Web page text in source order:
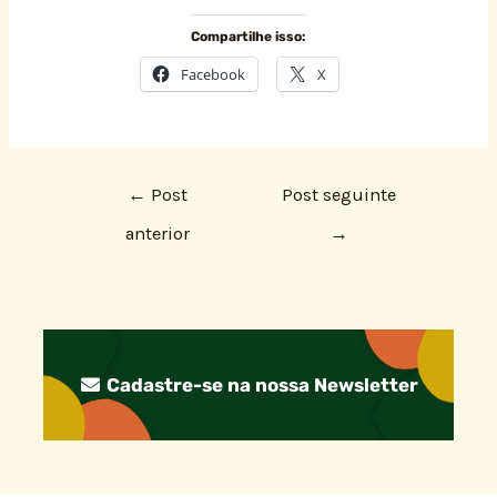
Compartilhe isso:
Facebook X
← Post
anterior
Post seguinte
→
Cadastre-se na nossa Newsletter